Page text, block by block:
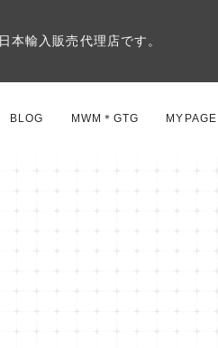
本輸入販売代理店です。
BLOG MWM＊GTG MYPAGE